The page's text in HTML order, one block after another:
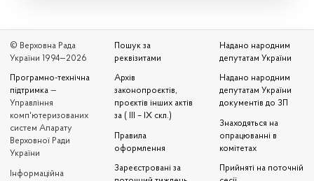
© Верховна Рада
України 1994—2026
Програмно-технічна
підтримка —
Управління
комп'ютеризованих
систем Апарату
Верховної Ради
України
Iнформаційна
Пошук за
реквізитами
Архів
законопроєктів,
проєктів інших актів
за ( III – IX скл.)
Правила
оформлення
Зареєстровані за
Надано народним
депутатам України
Надано народним
депутатам України
документів до ЗП
Знаходяться на
опрацюванні в
комітетах
Прийняті на поточній